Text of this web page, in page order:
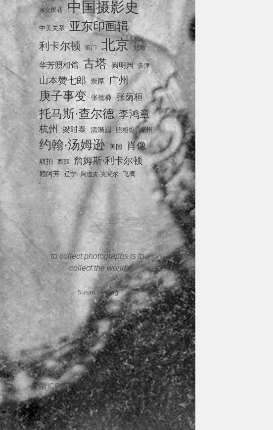
东交民巷 中国摄影史
中美关系 亚东印画辑
利卡尔顿 前门 北京 北海
华芳照相馆 古塔 圆明园 天津
山本赞七郎 崇厚 广州
庚子事变 张德彝 张荫桓
托马斯·查尔德 李鸿章
杭州 梁时泰 清漪园 照相馆 福州
约翰·汤姆逊 美国 肖像
航拍 西部 詹姆斯·利卡尔顿
赖阿芳 辽宁 阿道夫·克莱尔 飞鹰
to collect photographs is to
collect the world
Susan Sontag
浙ICP备2025207338号